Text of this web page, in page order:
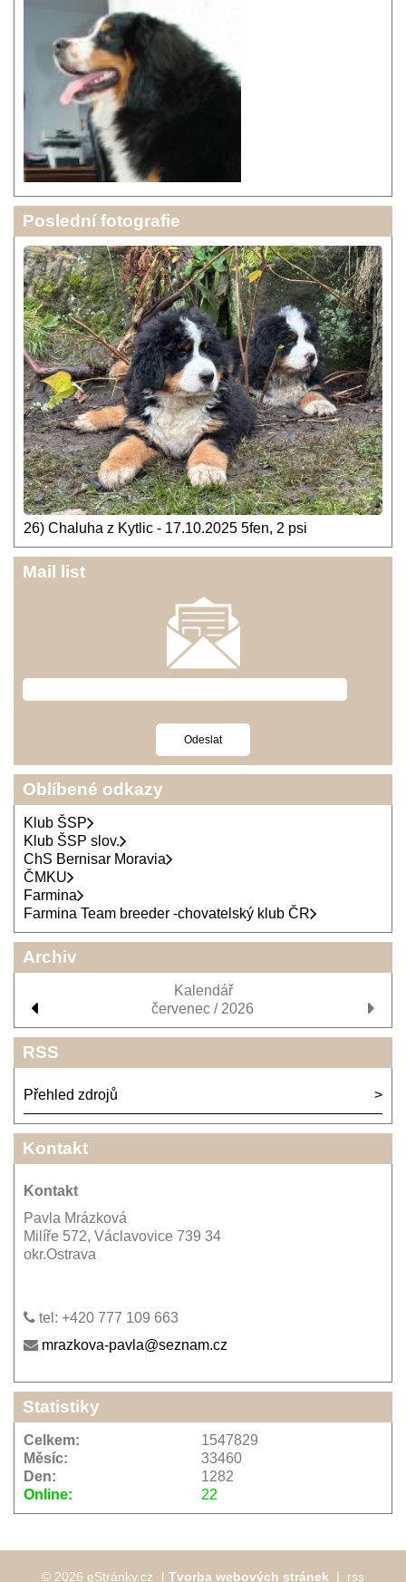
Poslední fotografie
26) Chaluha z Kytlic - 17.10.2025 5fen, 2 psi
Mail list
Oblíbené odkazy
Klub ŠSP
Klub ŠSP slov.
ChS Bernisar Moravia
ČMKU
Farmina
Farmina Team breeder -chovatelský klub ČR
Archiv
Kalendář
červenec / 2026
RSS
Přehled zdrojů
Kontakt
Kontakt
Pavla Mrázková
Milíře 572, Václavovice 739 34
okr.Ostrava
tel: +420 777 109 663
mrazkova-pavla@seznam.cz
Statistiky
Online: 22
Celkem:
1547829
Měsíc:
33460
Den:
1282
© 2026 eStránky.cz | Tvorba webových stránek rss